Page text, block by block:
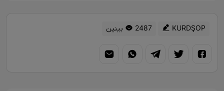
KURDŞOP 2487 بینین